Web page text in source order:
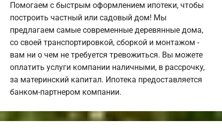
Помогаем с быстрым оформлением ипотеки, чтобы
построить частный или садовый дом! Мы
предлагаем самые современные деревянные дома,
со своей транспортировкой, сборкой и монтажом -
вам ни о чем не требуется тревожиться. Вы можете
оплатить услуги компании наличными, в рассрочку,
за материнский капитал. Ипотека предоставляется
банком-партнером компании.